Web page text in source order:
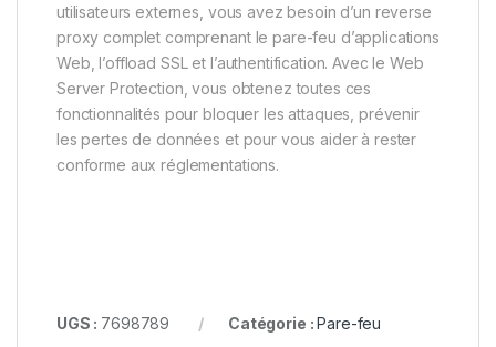
utilisateurs externes, vous avez besoin d’un reverse
proxy complet comprenant le pare-feu d’applications
Web, l’offload SSL et l’authentification. Avec le Web
Server Protection, vous obtenez toutes ces
fonctionnalités pour bloquer les attaques, prévenir
les pertes de données et pour vous aider à rester
conforme aux réglementations.
UGS : 7698789 Catégorie :Pare-feu